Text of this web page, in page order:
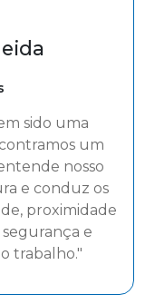
sido uma
um
nosso
e conduz os
proximidade
segurança e
trabalho."